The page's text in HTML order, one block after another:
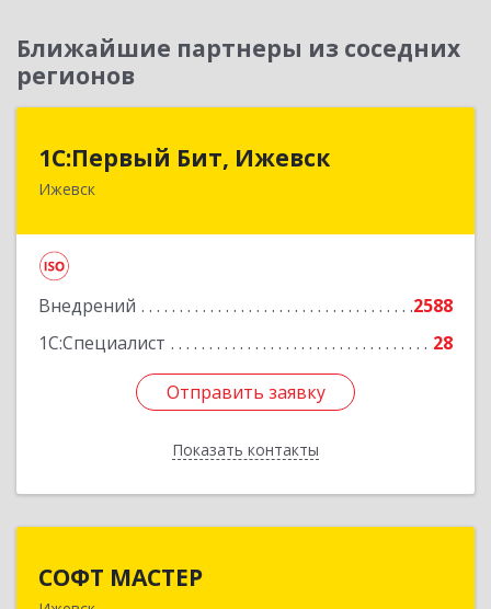
Ближайшие партнеры из соседних
регионов
1С:Первый Бит, Ижевск
Ижевск
Внедрений
2588
1С:Специалист
28
Отправить заявку
Показать контакты
1С:Первый Бит, Ижевск
Отправить заявку
Назад
СОФТ МАСТЕР